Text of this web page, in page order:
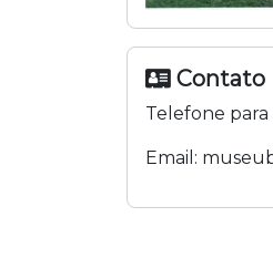
Contato
Telefone
Email: